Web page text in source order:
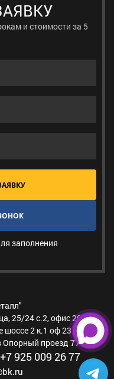
и стоимости за 5
заполнения
25/24 с.2, офис 205
шоссе 2 к.1 оф 23
Опорный проезд 77
+7 925 009 26 77